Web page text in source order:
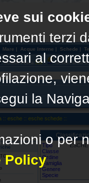
Mare | Acque Interne | Schede |
Schede Pesca 519 Iscritti Forum
:: esche :: esche schede ::
Tipo
ESCHE
Classe
Ordine
Famiglia
Genere
Specie
sui
terzi
al
la
o per
Policy